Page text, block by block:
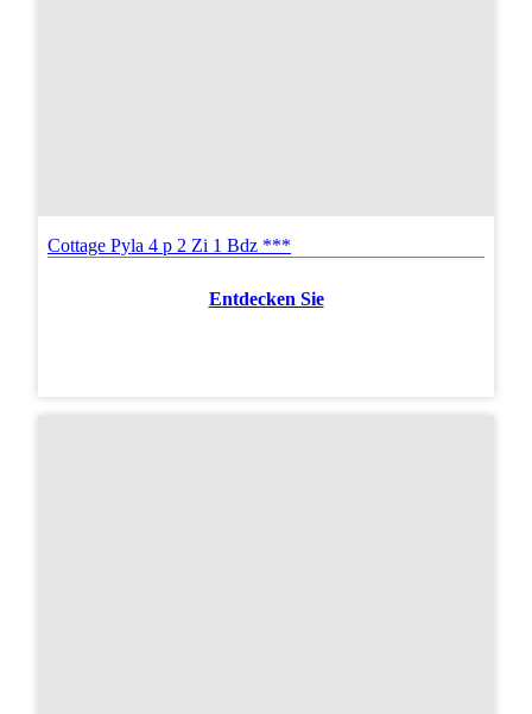
Cottage Pyla 4 p 2 Zi 1 Bdz ***
Entdecken Sie